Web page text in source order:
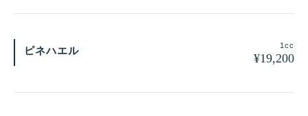
ピネハエル 1cc
¥19,200